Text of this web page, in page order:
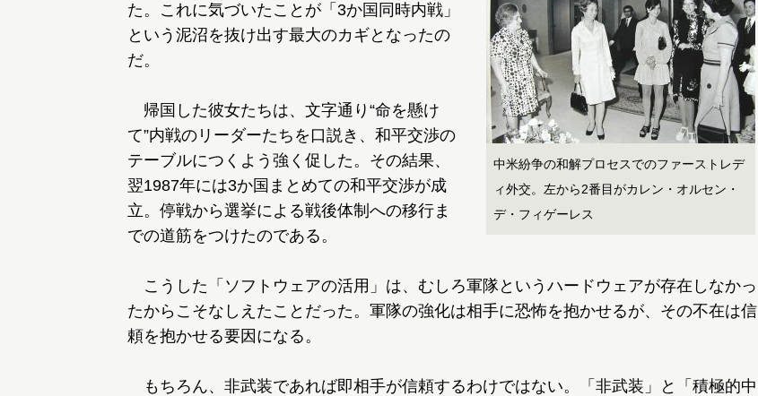
中米紛争の和解プロセスでのファーストレデ
ィ外交。左から2番目がカレン・オルセン・
デ・フィゲーレス
た。これに気づいたことが「3か国同時内戦」
という泥沼を抜け出す最大のカギとなったの
だ。
帰国した彼女たちは、文字通り“命を懸け
て”内戦のリーダーたちを口説き、和平交渉の
テーブルにつくよう強く促した。その結果、
翌1987年には3か国まとめての和平交渉が成
立。停戦から選挙による戦後体制への移行ま
での道筋をつけたのである。
こうした「ソフトウェアの活用」は、むしろ軍隊というハードウェアが存在しなかっ
たからこそなしえたことだった。軍隊の強化は相手に恐怖を抱かせるが、その不在は信
頼を抱かせる要因になる。
もちろん、非武装であれば即相手が信頼するわけではない。「非武装」と「積極的中